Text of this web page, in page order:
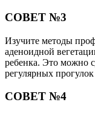
СОВЕТ №3
Изучите методы
аденоидной
ребенка. Это можно
регулярных
СОВЕТ №4